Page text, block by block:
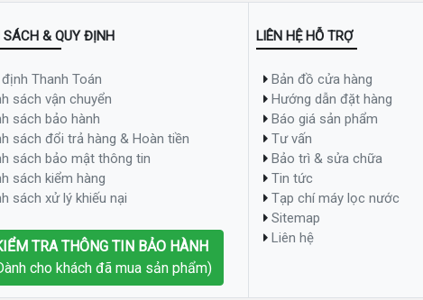
Đơn giá
mỹ Clack
149,000,000đ
4,100,000đ
280,000đ
SÁCH & QUY ĐỊNH
Thanh Toán
sách vận chuyển
sách bảo hành
sách đổi trả hàng & Hoàn tiền
sách bảo mật thông tin
sách kiểm hàng
sách xử lý khiếu nại
TRA THÔNG TIN BẢO HÀNH
cho khách đã mua sản phẩm)
LIÊN HỆ HỖ TRỢ
Bản đồ cửa hàng
Hướng dẫn đặt hàng
Báo giá sản phẩm
Tư vấn
Bảo trì & sửa chữa
Tin tức
Tạp chí máy lọc nước
Sitemap
Liên hệ